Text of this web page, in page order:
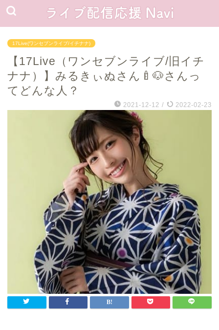
17Live(ワンセブンライブ/イチナナ)
【17Live（ワンセブンライブ/旧イチ
ナナ）】みるきぃぬさん🍼🐶さんっ
てどんな人？
2021-12-12 / 2022-02-23